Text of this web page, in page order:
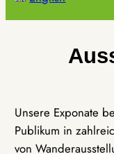
Unsere Exponate
Publikum in
von